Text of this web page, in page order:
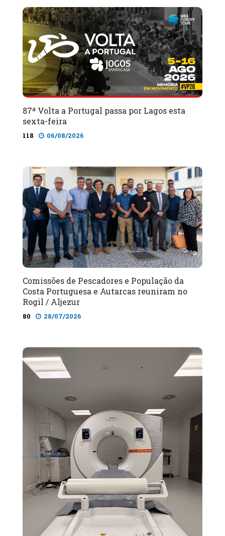
87ª Volta a Portugal passa por Lagos esta
sexta-feira
118 06/08/2026
Comissões de Pescadores e População da
Costa Portuguesa e Autarcas reuniram no
Rogil / Aljezur
80 28/07/2026